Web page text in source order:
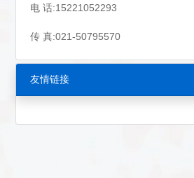
电 话:15221052293
传 真:021-50795570
友情链接